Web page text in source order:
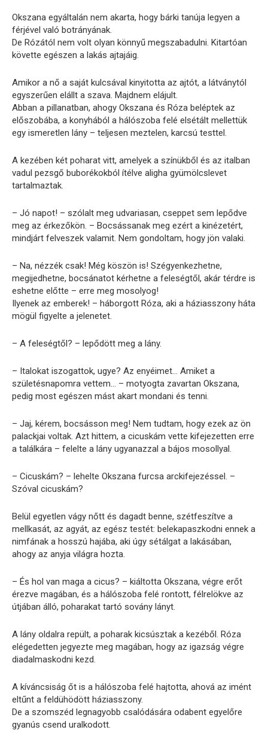
Okszana egyáltalán nem akarta, hogy bárki tanúja legyen a
férjével való botrányának.
De Rózától nem volt olyan könnyű megszabadulni. Kitartóan
követte egészen a lakás ajtajáig.
Amikor a nő a saját kulcsával kinyitotta az ajtót, a látványtól
egyszerűen elállt a szava. Majdnem elájult.
Abban a pillanatban, ahogy Okszana és Róza beléptek az
előszobába, a konyhából a hálószoba felé elsétált mellettük
egy ismeretlen lány – teljesen meztelen, karcsú testtel.
A kezében két poharat vitt, amelyek a színükből és az italban
vadul pezsgő buborékokból ítélve aligha gyümölcslevet
tartalmaztak.
– Jó napot! – szólalt meg udvariasan, cseppet sem lepődve
meg az érkezőkön. – Bocsássanak meg ezért a kinézetért,
mindjárt felveszek valamit. Nem gondoltam, hogy jön valaki.
– Na, nézzék csak! Még köszön is! Szégyenkezhetne,
megijedhetne, bocsánatot kérhetne a feleségtől, akár térdre is
eshetne előtte – erre meg mosolyog!
Ilyenek az emberek! – háborgott Róza, aki a háziasszony háta
mögül figyelte a jelenetet.
– A feleségtől? – lepődött meg a lány.
– Italokat iszogattok, ugye? Az enyéimet… Amiket a
születésnapomra vettem… – motyogta zavartan Okszana,
pedig most egészen mást akart mondani és tenni.
– Jaj, kérem, bocsásson meg! Nem tudtam, hogy ezek az ön
palackjai voltak. Azt hittem, a cicuskám vette kifejezetten erre
a találkára – felelte a lány ugyanazzal a bájos mosollyal.
– Cicuskám? – lehelte Okszana furcsa arckifejezéssel. –
Szóval cicuskám?
Belül egyetlen vágy nőtt és dagadt benne, szétfeszítve a
mellkasát, az agyát, az egész testét: belekapaszkodni ennek a
nimfának a hosszú hajába, aki úgy sétálgat a lakásában,
ahogy az anyja világra hozta.
– És hol van maga a cicus? – kiáltotta Okszana, végre erőt
érezve magában, és a hálószoba felé rontott, félrelökve az
útjában álló, poharakat tartó sovány lányt.
A lány oldalra repült, a poharak kicsúsztak a kezéből. Róza
elégedetten jegyezte meg magában, hogy az igazság végre
diadalmaskodni kezd.
A kíváncsiság őt is a hálószoba felé hajtotta, ahová az imént
eltűnt a feldühödött háziasszony.
De a szomszéd legnagyobb csalódására odabent egyelőre
gyanús csend uralkodott.